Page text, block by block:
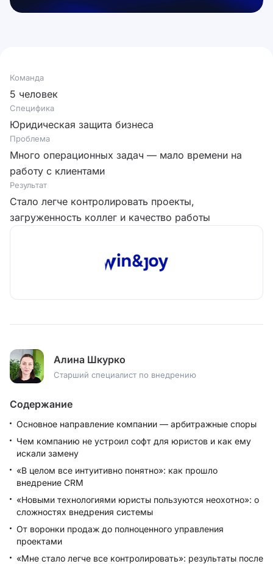
Команда
5 человек
Специфика
Юридическая защита бизнеса
Проблема
Много операционных задач — мало времени на
работу с клиентами
Результат
Стало легче контролировать проекты,
загруженность коллег и качество работы
Алина Шкурко
Старший специалист по внедрению
Содержание
Основное направление компании — арбитражные споры
Чем компанию не устроил софт для юристов и как ему
искали замену
«В целом все интуитивно понятно»: как прошло
внедрение CRM
«Новыми технологиями юристы пользуются неохотно»: о
сложностях внедрения системы
От воронки продаж до полноценного управления
проектами
«Мне стало легче все контролировать»: результаты после